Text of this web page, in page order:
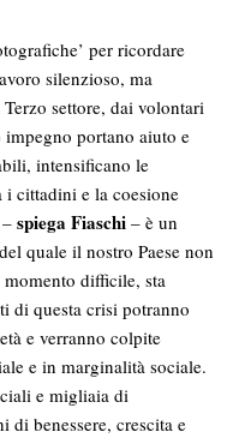
per ricordare
silenzioso, ma
settore, dai volontari
portano aiuto e
intensificano le
cittadini e la coesione
spiega Fiaschi – è un
quale il nostro Paese non
difficile, sta
di questa crisi potranno
e verranno colpite
e in marginalità sociale.
e migliaia di
di benessere, crescita e